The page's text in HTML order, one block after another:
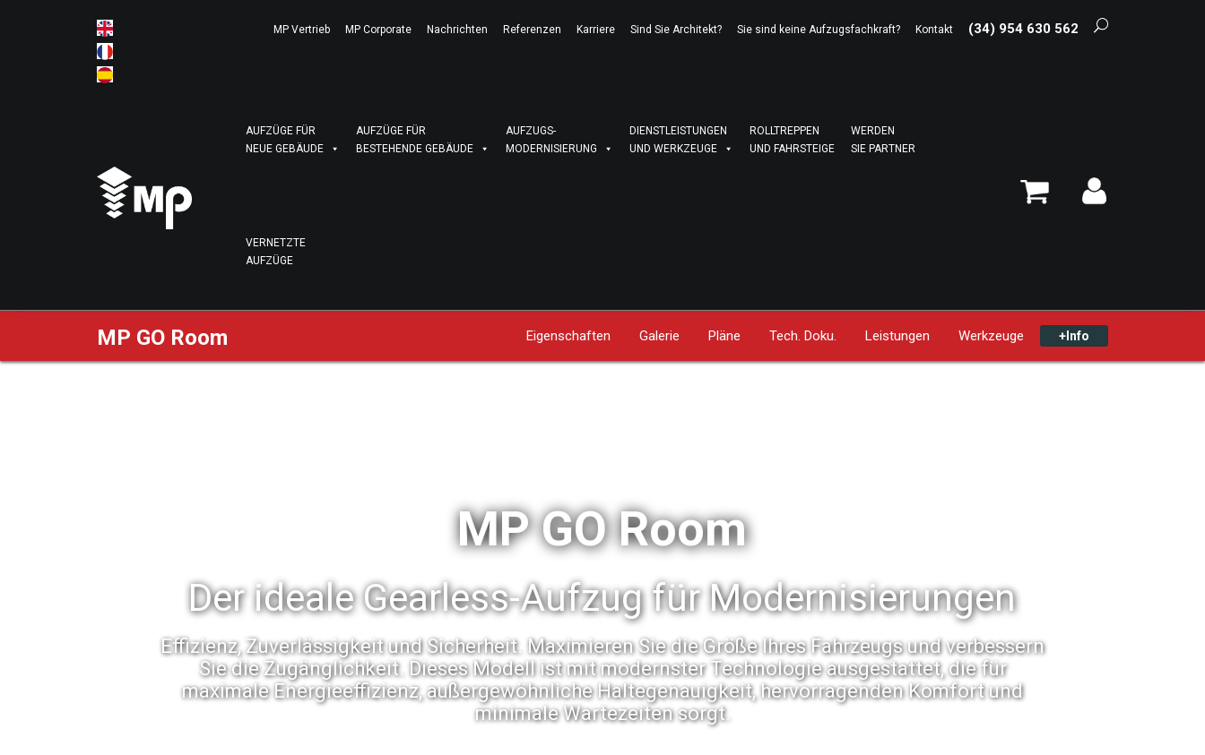
MP Vertrieb MP Corporate Nachrichten Referenzen Karriere Sind Sie Architekt? Sie sind keine Aufzugsfachkraft? Kontakt (34) 954 630 562
AUFZÜGE FÜR
NEUE GEBÄUDE
AUFZÜGE FÜR
BESTEHENDE GEBÄUDE
AUFZUGS-
MODERNISIERUNG
DIENSTLEISTUNGEN
UND WERKZEUGE
ROLLTREPPEN
UND FAHRSTEIGE
WERDEN
SIE PARTNER
VERNETZTE
AUFZÜGE
MP GO Room Eigenschaften Galerie Pläne Tech. Doku. Leistungen Werkzeuge +Info
MP GO Room
Der ideale Gearless-Aufzug für Modernisierungen
Effizienz, Zuverlässigkeit und Sicherheit. Maximieren Sie die Größe Ihres Fahrzeugs und verbessern
Sie die Zugänglichkeit. Dieses Modell ist mit modernster Technologie ausgestattet, die für
maximale Energieeffizienz, außergewöhnliche Haltegenauigkeit, hervorragenden Komfort und
minimale Wartezeiten sorgt.